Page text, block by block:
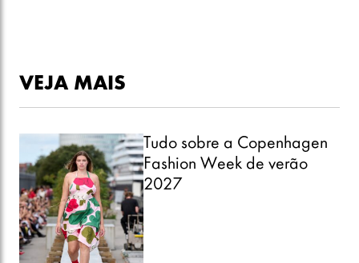
VEJA MAIS
Tudo sobre a Copenhagen
Fashion Week de verão
2027